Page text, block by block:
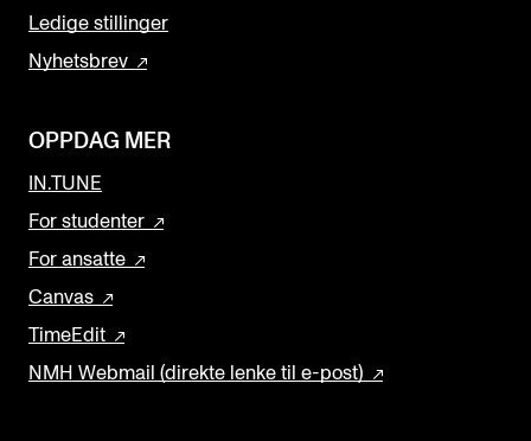
Ledige stillinger
Nyhetsbrev
OPPDAG MER
IN.TUNE
For studenter
For ansatte
Canvas
TimeEdit
NMH Webmail (direkte lenke til e-post)